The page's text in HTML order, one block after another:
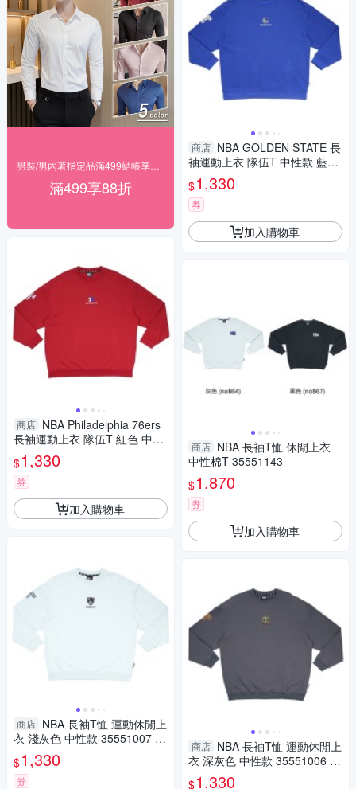
滿499享88折
商店 NBA Philadelphia 76ers
長袖運動上衣 隊伍T 紅色 中性
款 35551010 42 noB72
$1,330
券
加入購物車
商店 NBA 長袖T恤 運動休閒上
衣 淺灰色 中性款 35551007 11
noB56
$1,330
券
商店 NBA GOLDEN STATE 長
袖運動上衣 隊伍T 中性款 藍色
35551013 82 noB73
$1,330
券
加入購物車
商店 NBA 長袖T恤 休閒上衣
中性棉T 35551143
$1,870
券
加入購物車
商店 NBA 長袖T恤 運動休閒上
衣 深灰色 中性款 35551006 10
noB55
$1,330